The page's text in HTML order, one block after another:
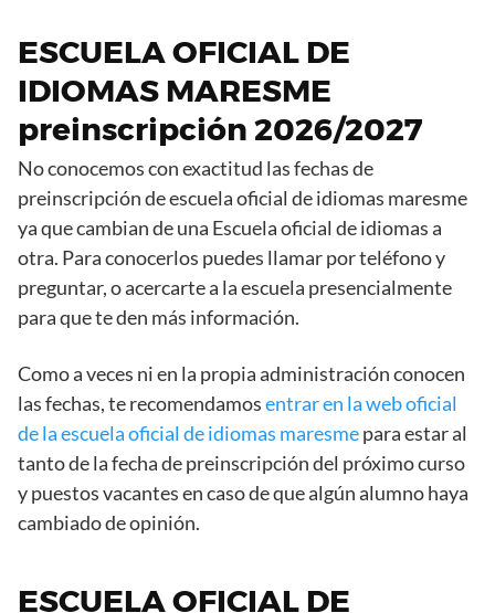
ESCUELA OFICIAL DE
IDIOMAS MARESME
preinscripción 2026/2027
No conocemos con exactitud las fechas de
preinscripción de escuela oficial de idiomas maresme
ya que cambian de una Escuela oficial de idiomas a
otra. Para conocerlos puedes llamar por teléfono y
preguntar, o acercarte a la escuela presencialmente
para que te den más información.
Como a veces ni en la propia administración conocen
las fechas, te recomendamosentrar en la web oficial
de la escuela oficial de idiomas maresmepara estar al
tanto de la fecha de preinscripción del próximo curso
y puestos vacantes en caso de que algún alumno haya
cambiado de opinión.
ESCUELA OFICIAL DE